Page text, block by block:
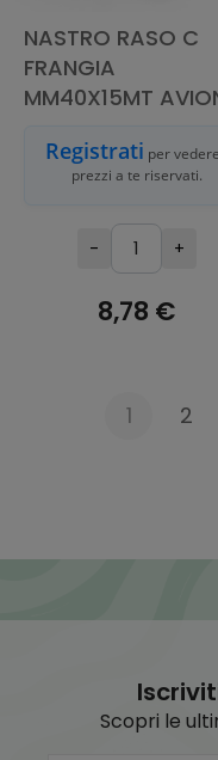
NASTRO RASO C
FRANGIA
MM40X15MT
Registrati per
prezzi a te riservati.
- +
8,78 €
1
2
Scopri le